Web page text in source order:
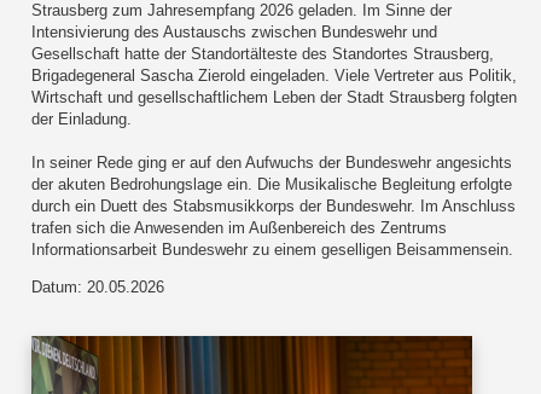
Strausberg zum Jahresempfang 2026 geladen. Im Sinne der
Intensivierung des Austauschs zwischen Bundeswehr und
Gesellschaft hatte der Standortälteste des Standortes Strausberg,
Brigadegeneral Sascha Zierold eingeladen. Viele Vertreter aus Politik,
Wirtschaft und gesellschaftlichem Leben der Stadt Strausberg folgten
der Einladung.
In seiner Rede ging er auf den Aufwuchs der Bundeswehr angesichts
der akuten Bedrohungslage ein. Die Musikalische Begleitung erfolgte
durch ein Duett des Stabsmusikkorps der Bundeswehr. Im Anschluss
trafen sich die Anwesenden im Außenbereich des Zentrums
Informationsarbeit Bundeswehr zu einem geselligen Beisammensein.
Datum: 20.05.2026